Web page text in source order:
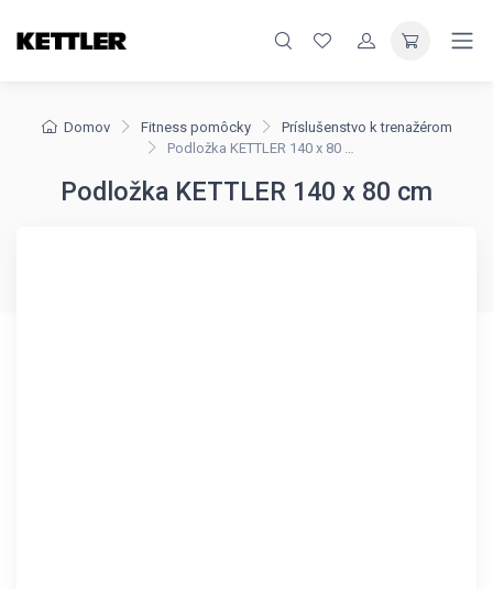
Domov Fitness pomôcky
Príslušenstvo k trenažérom
Podložka KETTLER 140 x 80 cm
Podložka KETTLER 140 x 80 cm